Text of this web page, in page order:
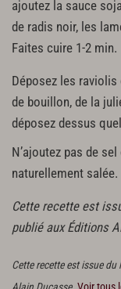
ajoutez la sauce
de radis noir, les
Faites cuire 1-2 min.
Déposez les raviolis
de bouillon, de la
déposez dessus
N’ajoutez pas de
naturellement salée.
Cette recette est
publié aux Éditions
Cette recette est issue
Alain Ducasse. Voir tous